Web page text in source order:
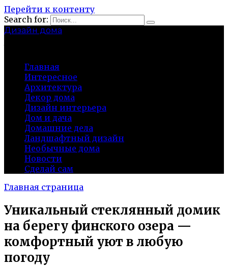
Перейти к контенту
Search for:
Дизайн дома
Главная
Интересное
Архитектура
Декор дома
Дизайн интерьера
Дом и дача
Домашние дела
Ландшафтный дизайн
Необычные дома
Новости
Сделай сам
Главная страница
Уникальный стеклянный домик
на берегу финского озера —
комфортный уют в любую
погоду